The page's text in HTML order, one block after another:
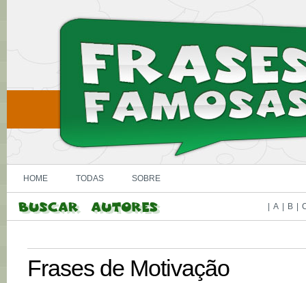
HOME TODAS SOBRE
A B
Frases de Motivação